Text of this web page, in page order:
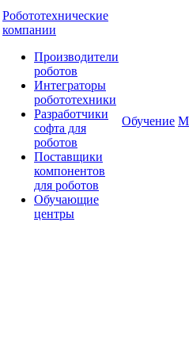
Робототехнические
компании
Производители
роботов
Интеграторы
робототехники
Разработчики
софта для
роботов
Поставщики
компонентов
для роботов
Обучающие
центры
Обучение